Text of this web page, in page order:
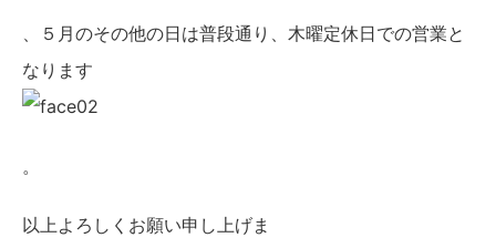
、５月のその他の日は普段通り、木曜定休日での営業と
なります
。
以上よろしくお願い申し上げま